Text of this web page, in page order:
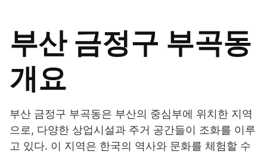
부산 금정구 부곡동
개요
부산 금정구 부곡동은 부산의 중심부에 위치한 지역
으로, 다양한 상업시설과 주거 공간들이 조화를 이루
고 있다. 이 지역은 한국의 역사와 문화를 체험할 수